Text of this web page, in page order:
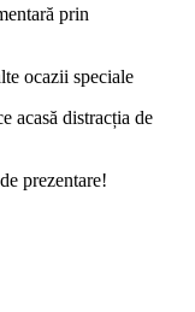
prin
ocazii speciale
acasă distracția de
prezentare!